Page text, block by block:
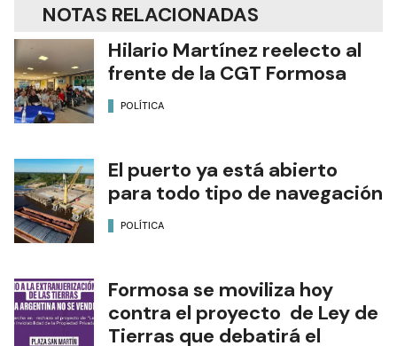
NOTAS RELACIONADAS
Hilario Martínez reelecto al
frente de la CGT Formosa
POLÍTICA
El puerto ya está abierto
para todo tipo de navegación
POLÍTICA
Formosa se moviliza hoy
contra el proyecto de Ley de
Tierras que debatirá el